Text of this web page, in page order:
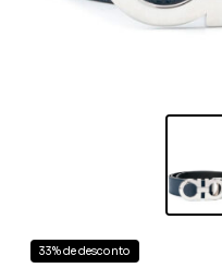
33% de desconto